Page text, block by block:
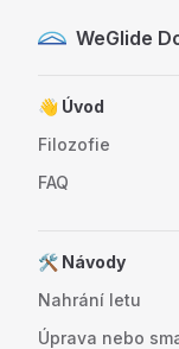
Skip to content
WeGlide
Sidebar
👋 Úvod
Filozofie
FAQ
🛠️ Návody
Nahrání letu
Úprava nebo